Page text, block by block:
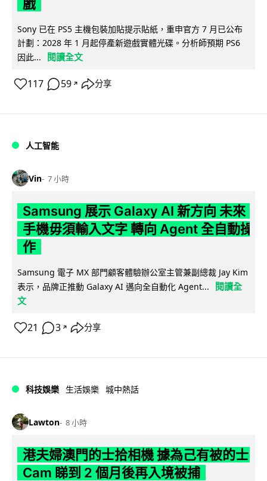
戲
Sony 已在 PS5 主機包裝加貼提示貼紙，重申官方 7 月已公布
計劃：2028 年 1 月起停產新遊戲實體光碟。分析師預期 PS6
因此...
閱讀全文
117 59 ↗ 分享
人工智能
Vin 7 小時
Samsung 展示 Galaxy AI 新方向 未來
手機毋須輸入文字 轉向 Agent 全自動操
作
Samsung 電子 MX 部門顧客體驗辦公室主管兼副總裁 Jay Kim
表示，品牌正推動 Galaxy AI 邁向全自動化 Agent...
閱讀全
文
21 3 ↗ 分享
科技娛樂 生活娛樂 城中熱話
Lawton 8 小時
港夫婦澳門的士拾相機 據為己有被的士
Cam 睇到 2 個月後再入境被捕